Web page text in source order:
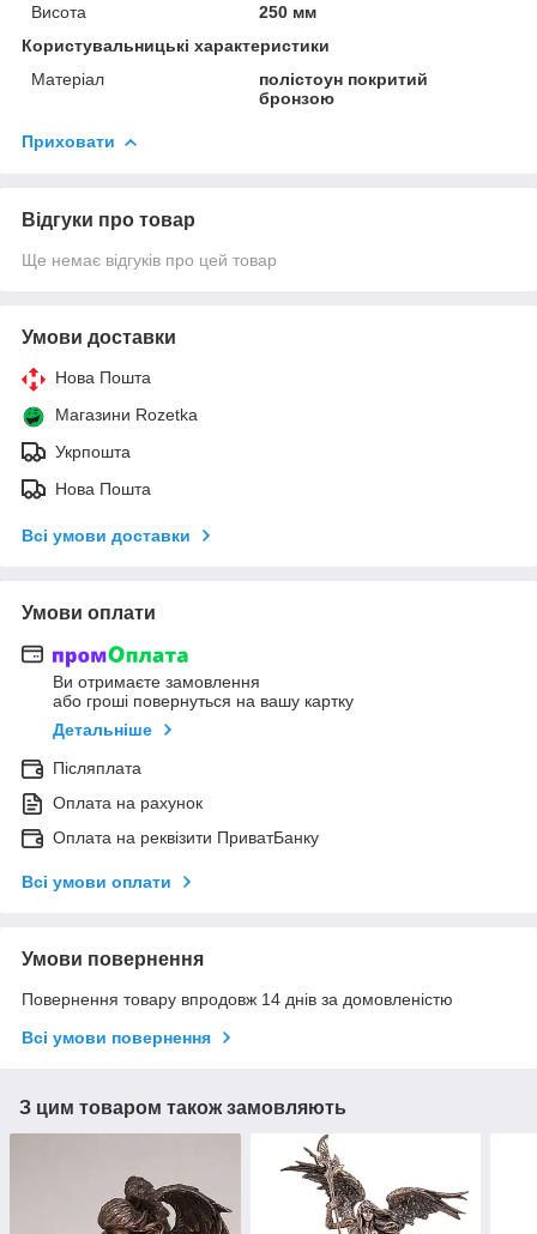
Висота
250 мм
Користувальницькі характеристики
Матеріал
полістоун покритий
бронзою
Приховати
Відгуки про товар
Ще немає відгуків про цей товар
Умови доставки
Нова Пошта
Магазини Rozetka
Укрпошта
Нова Пошта
Всі умови доставки
Умови оплати
Ви отримаєте замовлення
або гроші повернуться на вашу картку
Детальніше
Післяплата
Оплата на рахунок
Оплата на реквізити ПриватБанку
Всі умови оплати
Умови повернення
Повернення товару впродовж 14 днів за домовленістю
Всі умови повернення
З цим товаром також замовляють